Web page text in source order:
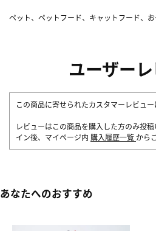
ペット、ペットフード、キャットフード、
ユーザー
この商品に寄せられたカスタマーレビュー
レビューはこの商品を購入した方のみ投
イン後、マイページ内 購入履歴一覧 から
あなたへのおすすめ